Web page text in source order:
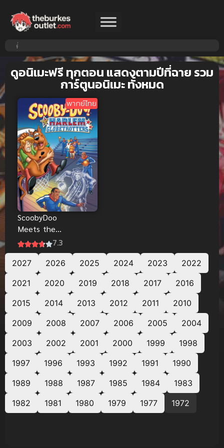
ดูอนิเมะฟรี ทุกตอน แสดงตามปีที่ฉาย รวม
การ์ตูนอนิเมะ ทั้งหมด
2027 2026 2025 2024 2023
2022
2021
2020 2019 2018 2017
2016
2015
2014 2013 2012 2011
2010
2009
2008 2007 2006 2005
2004
2003
2002 2001 2000 1999
1998
1997
1996 1993 1992 1991
1990
1989
1988 1987 1985 1984
1983
1982
1981 1980 1979 1977 1972
พากย์ไทย
ScoobyDoo
Meets the
Harlem
Globetrotter
s สคูบี้ดู กับทีม
รวมดาว
7.3